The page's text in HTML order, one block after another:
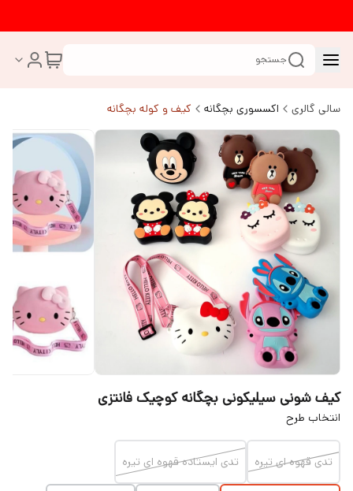
جستجو
سالی گالری اکسسوری بچگانه کیف و کوله بچگانه
کیف شونی سیلیکونی بچگانه کوچیک فانتزی
انتخاب طرح
تدی قهوه ای تیره تدی ایستاده قهوه ای تیره